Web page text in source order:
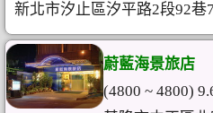
新北市汐止區汐平路2段92巷
蔚藍海景旅店
(4800 ~ 4800)